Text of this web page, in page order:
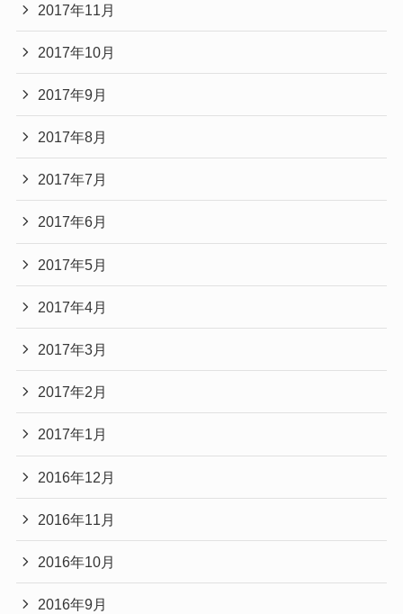
2017年11月
2017年10月
2017年9月
2017年8月
2017年7月
2017年6月
2017年5月
2017年4月
2017年3月
2017年2月
2017年1月
2016年12月
2016年11月
2016年10月
2016年9月